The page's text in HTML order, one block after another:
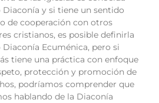
y si tiene un sentido
de cooperación con otros
cristianos, es posible definirla
Ecuménica, pero si
tiene una práctica con enfoque
protección y promoción de
podríamos comprender que
hablando de la Diaconía